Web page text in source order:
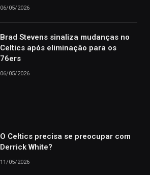
06/05/2026
Brad Stevens sinaliza mudanças no
Celtics após eliminação para os
76ers
06/05/2026
O Celtics precisa se preocupar com
Derrick White?
11/05/2026